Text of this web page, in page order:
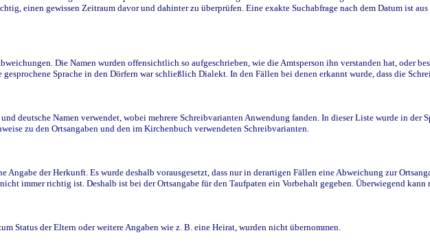
einen gewissen Zeitraum davor und dahinter zu überprüfen. Eine exakte Suchabfrage nach dem Datum ist
Die Namen wurden offensichtlich so aufgeschrieben, wie die Amtsperson ihn verstanden hat, oder
Sprache in den Dörfern war schließlich Dialekt. In den Fällen bei denen erkannt wurde, dass die
deutsche Namen verwendet, wobei mehrere Schreibvarianten Anwendung fanden. In dieser Liste wurde in der
zu den Ortsangaben und den im Kirchenbuch verwendeten Schreibvarianten.
Angabe der Herkunft. Es wurde deshalb vorausgesetzt, dass nur in derartigen Fällen eine Abweichung zur
immer richtig ist. Deshalb ist bei der Ortsangabe für den Taufpaten ein Vorbehalt gegeben. Überwiegend kann
Status der Eltern oder weitere Angaben wie z. B. eine Heirat, wurden nicht übernommen.